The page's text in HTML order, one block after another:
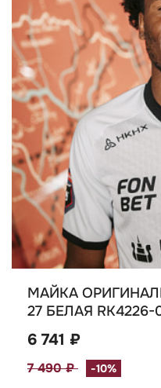
МАЙКА
27 БЕЛАЯ RK4226-
6 741 ₽
7 490 ₽ -10%